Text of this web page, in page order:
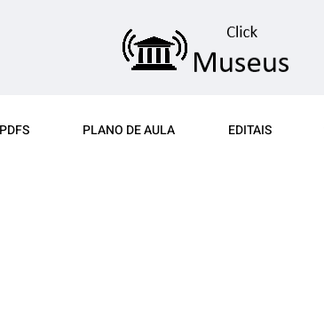
PDFS PLANO DE AULA EDITAIS